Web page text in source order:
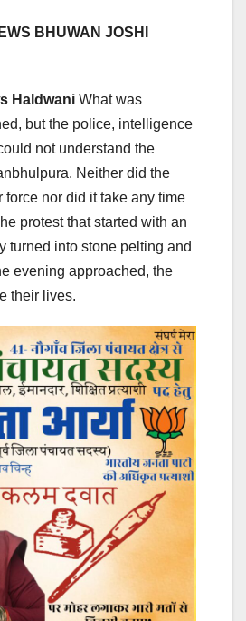
BHUWAN JOSHI
Haldwani What was
but the police, intelligence
not understand the
Neither did the
force nor did it take any time
protest that started with an
turned into stone pelting and
evening approached, the
their lives.